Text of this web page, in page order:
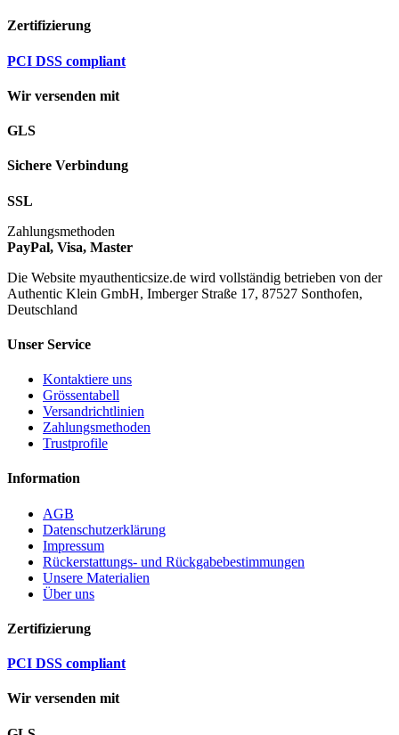
Zertifizierung
PCI DSS compliant
Wir versenden mit
GLS
Sichere Verbindung
SSL
Zahlungsmethoden
PayPal, Visa, Master
Die Website myauthenticsize.de wird vollständig betrieben von der
Authentic Klein GmbH, Imberger Straße 17, 87527 Sonthofen,
Deutschland
Unser Service
Kontaktiere uns
Grössentabell
Versandrichtlinien
Zahlungsmethoden
Trustprofile
Information
AGB
Datenschutzerklärung
Impressum
Rückerstattungs- und Rückgabebestimmungen
Unsere Materialien
Über uns
Zertifizierung
PCI DSS compliant
Wir versenden mit